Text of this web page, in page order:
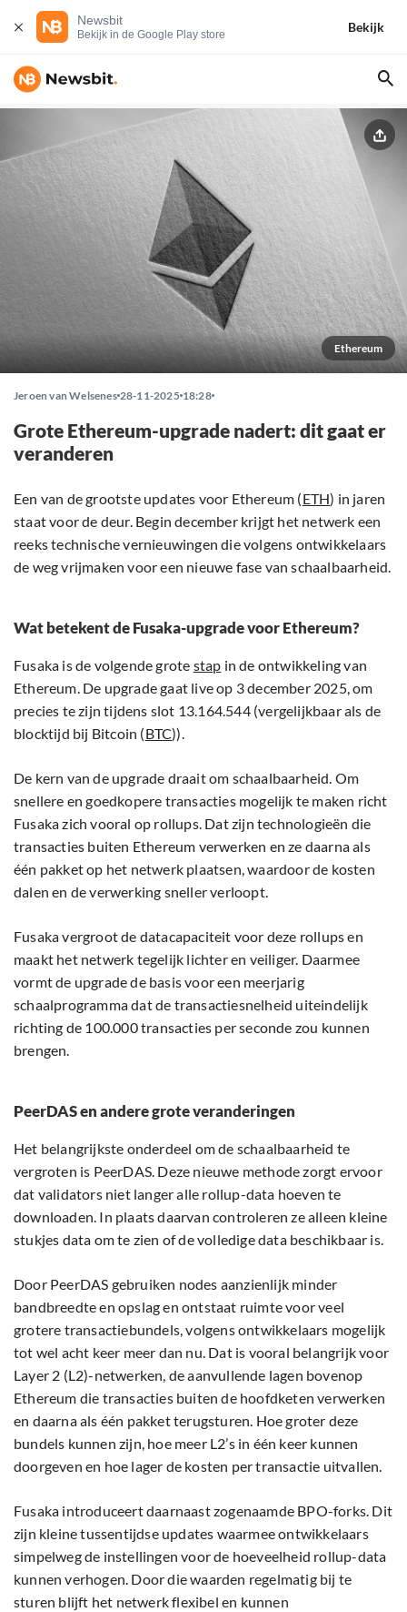
Newsbit
Bekijk in de Google Play store
Bekijk
Ethereum
Jeroen van Welsenes 28-11-2025 18:28
Grote Ethereum-upgrade nadert: dit gaat er
veranderen
Een van de grootste updates voor Ethereum (ETH) in jaren
staat voor de deur. Begin december krijgt het netwerk een
reeks technische vernieuwingen die volgens ontwikkelaars
de weg vrijmaken voor een nieuwe fase van schaalbaarheid.
Wat betekent de Fusaka-upgrade voor Ethereum?
Fusaka is de volgende grote stap in de ontwikkeling van
Ethereum. De upgrade gaat live op 3 december 2025, om
precies te zijn tijdens slot 13.164.544 (vergelijkbaar als de
blocktijd bij Bitcoin (BTC)).
De kern van de upgrade draait om schaalbaarheid. Om
snellere en goedkopere transacties mogelijk te maken richt
Fusaka zich vooral op rollups. Dat zijn technologieën die
transacties buiten Ethereum verwerken en ze daarna als
één pakket op het netwerk plaatsen, waardoor de kosten
dalen en de verwerking sneller verloopt.
Fusaka vergroot de datacapaciteit voor deze rollups en
maakt het netwerk tegelijk lichter en veiliger. Daarmee
vormt de upgrade de basis voor een meerjarig
schaalprogramma dat de transactiesnelheid uiteindelijk
richting de 100.000 transacties per seconde zou kunnen
brengen.
PeerDAS en andere grote veranderingen
Het belangrijkste onderdeel om de schaalbaarheid te
vergroten is PeerDAS. Deze nieuwe methode zorgt ervoor
dat validators niet langer alle rollup-data hoeven te
downloaden. In plaats daarvan controleren ze alleen kleine
stukjes data om te zien of de volledige data beschikbaar is.
Door PeerDAS gebruiken nodes aanzienlijk minder
bandbreedte en opslag en ontstaat ruimte voor veel
grotere transactiebundels, volgens ontwikkelaars mogelijk
tot wel acht keer meer dan nu. Dat is vooral belangrijk voor
Layer 2 (L2)-netwerken, de aanvullende lagen bovenop
Ethereum die transacties buiten de hoofdketen verwerken
en daarna als één pakket terugsturen. Hoe groter deze
bundels kunnen zijn, hoe meer L2’s in één keer kunnen
doorgeven en hoe lager de kosten per transactie uitvallen.
Fusaka introduceert daarnaast zogenaamde BPO-forks. Dit
zijn kleine tussentijdse updates waarmee ontwikkelaars
simpelweg de instellingen voor de hoeveelheid rollup-data
kunnen verhogen. Door die waarden regelmatig bij te
sturen blijft het netwerk flexibel en kunnen